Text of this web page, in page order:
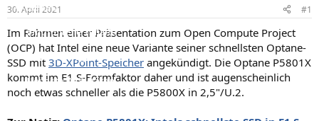
Aktuelles
Empfohlene Inhalte
Neue Beiträge
Neueste Aktivitäten
r
a
m
30. April 2021 #1
Im Rahmen einer Präsentation zum Open Compute Project
(OCP) hat Intel eine neue Variante seiner schnellsten Optane-
SSD mit 3D-XPoint-Speicher angekündigt. Die Optane P5801X
kommt im E1.S-Formfaktor daher und ist augenscheinlich
noch etwas schneller als die P5800X in 2,5"/U.2.